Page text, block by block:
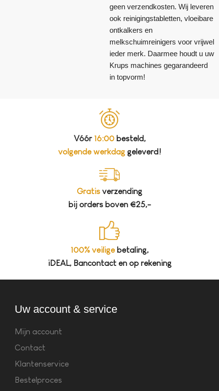
geen verzendkosten. Wij leveren
ook reinigingstabletten, vloeibare
ontkalkers en
melkschuimreinigers voor vrijwel
ieder merk. Daarmee houdt u uw
Krups machines gegarandeerd
in topvorm!
Vóór 16:00besteld,
volgende werkdaggeleverd!
Gratis verzending
bij orders boven €25,-
100% veiligebetaling,
iDEAL, Bancontact en op rekening
Uw account & service
Mijn account
Contact
Klantenservice
Bestelproces